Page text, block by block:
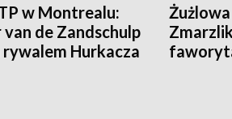
w Montrealu:
de Zandschulp
rywalem Hurkacza